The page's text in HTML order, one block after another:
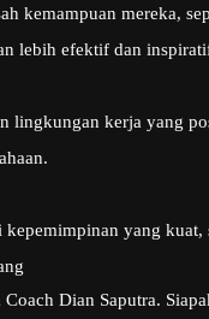
kemampuan mereka,
lebih efektif dan
lingkungan kerja yang
yang kuat,
Dian Saputra.